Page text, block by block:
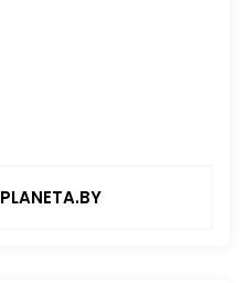
PLANETA.BY